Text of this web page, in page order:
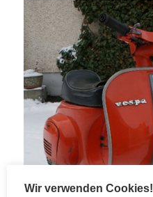
Wir verwenden Cookies!